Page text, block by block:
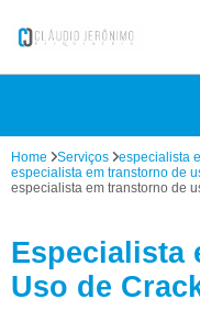
Home Serviços
especialista
especialista em transtorno de
especialista em transtorno de
Especialista
Uso de